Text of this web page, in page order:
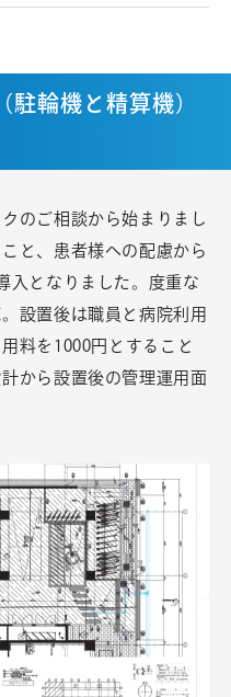
駐輪機と精算機）
のご相談から始まりまし
と、患者様への配慮から
入となりました。度重な
設置後は職員と病院利用
料を1000円とすること
から設置後の管理運用面